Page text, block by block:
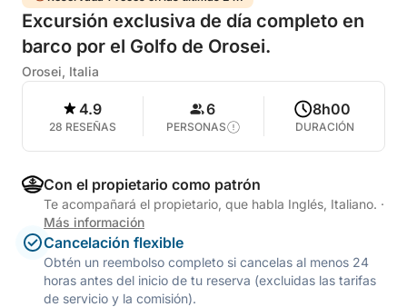
Excursión exclusiva de día completo en
barco por el Golfo de Orosei.
Orosei, Italia
4.9
28 RESEÑAS
6
PERSONAS
8h00
DURACIÓN
Con el propietario como patrón
Te acompañará el propietario, que habla Inglés, Italiano. ·
Más información
Cancelación flexible
Obtén un reembolso completo si cancelas al menos 24
horas antes del inicio de tu reserva (excluidas las tarifas
de servicio y la comisión).